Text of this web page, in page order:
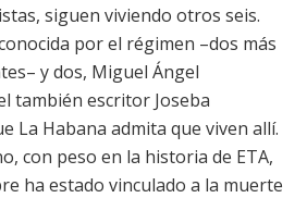
siguen viviendo otros seis.
por el régimen –dos más
y dos, Miguel Ángel
también escritor Joseba
La Habana admita que viven allí.
con peso en la historia de ETA,
ha estado vinculado a la muerte